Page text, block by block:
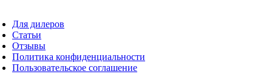
Для дилеров
Статьи
Отзывы
Политика конфиденциальности
Пользовательское соглашение